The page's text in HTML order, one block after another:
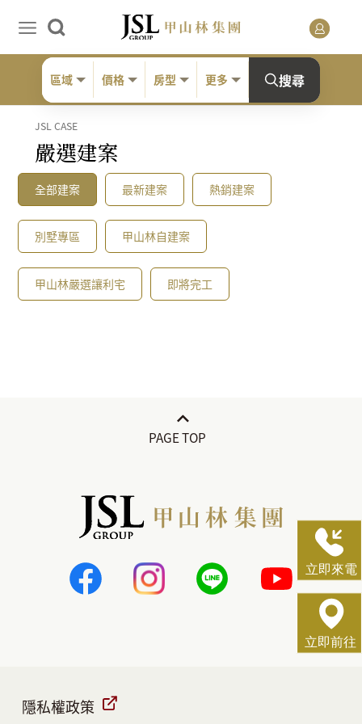
區域 價格 房型 更多 搜尋
嚴選建案
JSL CASE
全部建案 最新建案 熱銷建案
別墅專區 甲山林自建案
甲山林嚴選讓利宅 即將完工
隱私權政策